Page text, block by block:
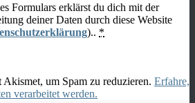
Formulars erklärst du dich mit der
deiner Daten durch diese Website
).. *
um Spam zu reduzieren. Erfahre,
verarbeitet werden.